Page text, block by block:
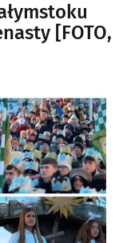
[FOTO,